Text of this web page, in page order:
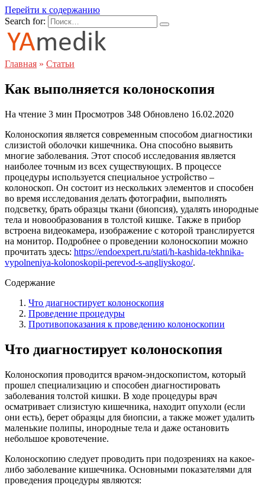
Перейти к содержанию
Search for:
Главная » Статьи
Как выполняется колоноскопия
На чтение 3 мин Просмотров 348 Обновлено 16.02.2020
Колоноскопия является современным способом диагностики
слизистой оболочки кишечника. Она способно выявить
многие заболевания. Этот способ исследования является
наиболее точным из всех существующих. В процессе
процедуры используется специальное устройство –
колоноскоп. Он состоит из нескольких элементов и способен
во время исследования делать фотографии, выполнять
подсветку, брать образцы ткани (биопсия), удалять инородные
тела и новообразования в толстой кишке. Также в прибор
встроена видеокамера, изображение с которой транслируется
на монитор. Подробнее о проведении колоноскопии можно
прочитать здесь: https://endoexpert.ru/stati/h-kashida-tekhnika-
vypolneniya-kolonoskopii-perevod-s-angliyskogo/.
Содержание
Что диагностирует колоноскопия
Проведение процедуры
Противопоказания к проведению колоноскопии
Что диагностирует колоноскопия
Колоноскопия проводится врачом-эндоскопистом, который
прошел специализацию и способен диагностировать
заболевания толстой кишки. В ходе процедуры врач
осматривает слизистую кишечника, находит опухоли (если
они есть), берет образцы для биопсии, а также может удалить
маленькие полипы, инородные тела и даже остановить
небольшое кровотечение.
Колоноскопию следует проводить при подозрениях на какое-
либо заболевание кишечника. Основными показателями для
проведения процедуры являются: